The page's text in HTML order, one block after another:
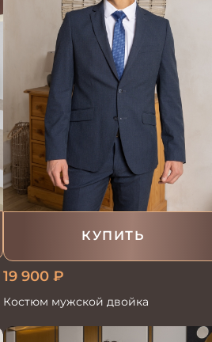
КУПИТЬ
19 900₽
Костюм мужской двойка